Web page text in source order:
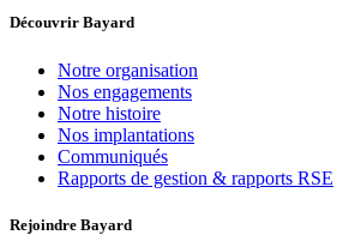
Découvrir Bayard
Notre organisation
Nos engagements
Notre histoire
Nos implantations
Communiqués
Rapports de gestion & rapports RSE
Rejoindre Bayard